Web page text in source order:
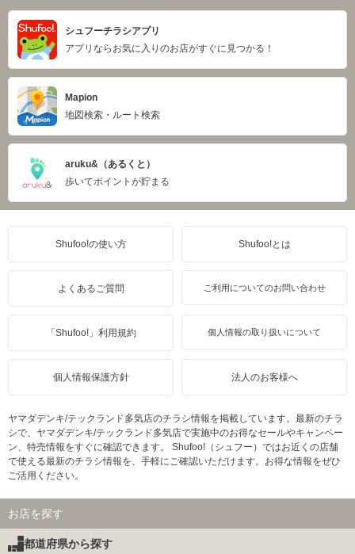
シュフーチラシアプリ
アプリならお気に入りのお店がすぐに見つかる！
Mapion
地図検索・ルート検索
aruku&（あるくと）
歩いてポイントが貯まる
Shufoo!の使い方 Shufoo!とは
よくあるご質問 ご利用についてのお問い合わせ
「Shufoo!」利用規約 個人情報の取り扱いについて
個人情報保護方針 法人のお客様へ
ヤマダデンキ/テックランド多気店のチラシ情報を掲載しています。最新のチラ
シで、ヤマダデンキ/テックランド多気店で実施中のお得なセールやキャンペー
ン、特売情報をすぐに確認できます。 Shufoo!（シュフー）ではお近くの店舗
で使える最新のチラシ情報を、手軽にご確認いただけます。お得な情報をぜひ
ご活用ください。
お店を探す
都道府県から探す